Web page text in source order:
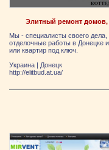
Элитный ремонт
Мы - специалисты своего
отделочные работы в Донецке
или квартир под ключ.
Украина | Донецк
http://elitbud.at.ua/